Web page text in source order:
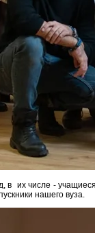
числе -
нашего вуза.